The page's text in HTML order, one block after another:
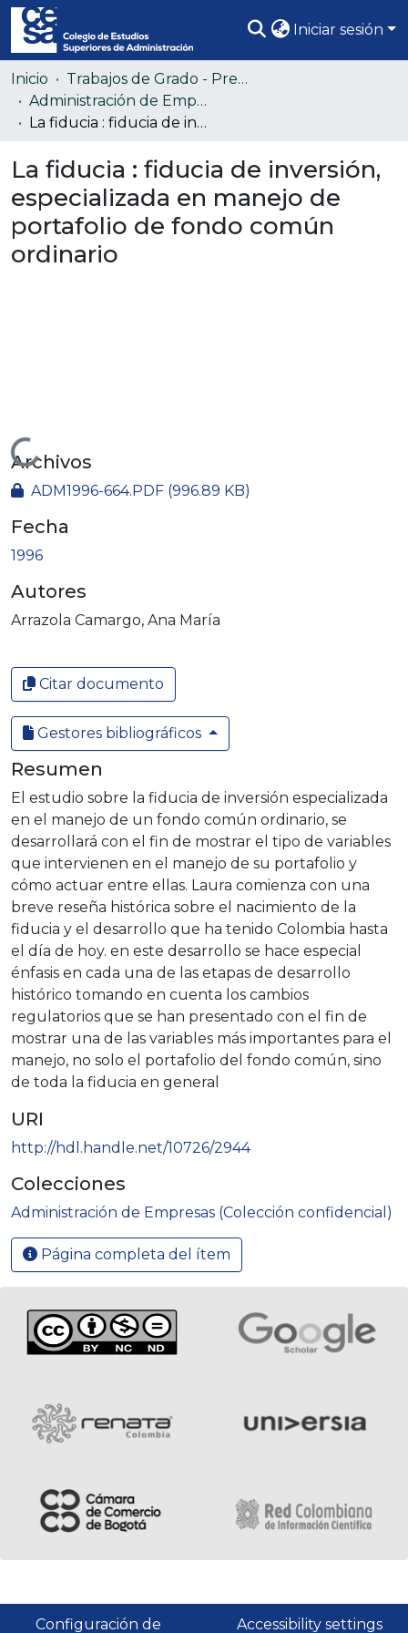
Iniciar sesión
Comunidades
Todo DSpace
Inicio
Trabajos de Grado - Pregrado
Administración de Empresas (Colección confidencial)
La fiducia : fiducia de inversión, especializada en manejo de portafolio de fondo común ordinario
La fiducia : fiducia de inversión,
especializada en manejo de
portafolio de fondo común
ordinario
Cargando...
Archivos
ADM1996-664.PDF (996.89 KB)
Fecha
1996
Autores
Arrazola Camargo, Ana María
Citar documento
Gestores bibliográficos
Resumen
El estudio sobre la fiducia de inversión especializada
en el manejo de un fondo común ordinario, se
desarrollará con el fin de mostrar el tipo de variables
que intervienen en el manejo de su portafolio y
cómo actuar entre ellas. Laura comienza con una
breve reseña histórica sobre el nacimiento de la
fiducia y el desarrollo que ha tenido Colombia hasta
el día de hoy. en este desarrollo se hace especial
énfasis en cada una de las etapas de desarrollo
histórico tomando en cuenta los cambios
regulatorios que se han presentado con el fin de
mostrar una de las variables más importantes para el
manejo, no solo el portafolio del fondo común, sino
de toda la fiducia en general
URI
http://hdl.handle.net/10726/2944
Colecciones
Administración de Empresas (Colección confidencial)
Página completa del ítem
Configuración de Accessibility settings